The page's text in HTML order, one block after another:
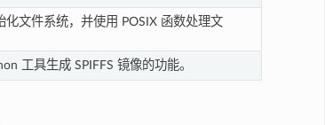
化文件系统，并使用 POSIX 函数处理文
工具生成 SPIFFS 镜像的功能。